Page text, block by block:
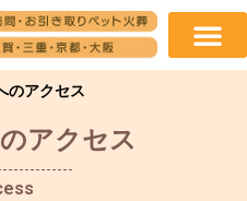
のアクセス
アクセス